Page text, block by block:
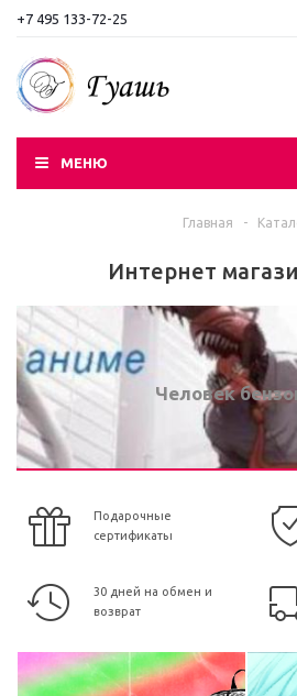
+7 495 133-72-25
МЕНЮ
Главная -
Интернет
Человек
Подарочные
сертификаты
30 дней на обмен и
возврат